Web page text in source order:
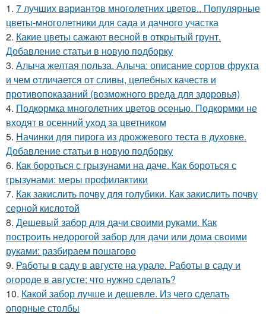
1. 7 лучших вариантов многолетних цветов.. Популярные
цветы-многолетники для сада и дачного участка
2. Какие цветы сажают весной в открытый грунт.
Добавление статьи в новую подборку
3. Алыча желтая польза. Алыча: описание сортов фрукта
и чем отличается от сливы, целебных качеств и
противопоказаний (возможного вреда для здоровья)
4. Подкормка многолетних цветов осенью. Подкормки не
входят в осенний уход за цветником
5. Начинки для пирога из дрожжевого теста в духовке.
Добавление статьи в новую подборку
6. Как бороться с грызунами на даче. Как бороться с
грызунами: меры профилактики
7. Как закислить почву для голубики. Как закислить почву
серной кислотой
8. Дешевый забор для дачи своими руками. Как
построить недорогой забор для дачи или дома своими
руками: разбираем пошагово
9. Работы в саду в августе на урале. Работы в саду и
огороде в августе: что нужно сделать?
10. Какой забор лучше и дешевле. Из чего сделать
опорные столбы